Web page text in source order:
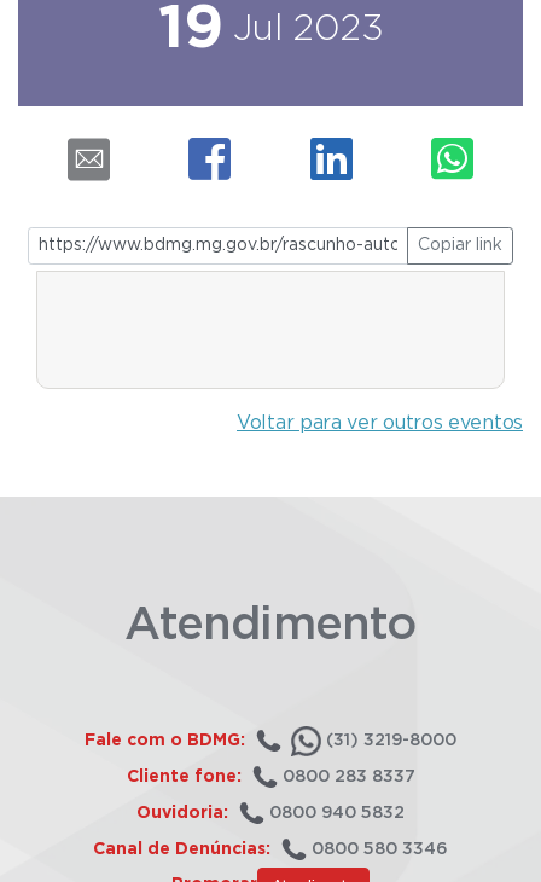
19 Jul 2023
Copiar link
Voltar para ver outros eventos
Atendimento
Fale com o BDMG: (31) 3219-8000
Cliente fone: 0800 283 8337
Ouvidoria: 0800 940 5832
Canal de Denúncias: 0800 580 3346